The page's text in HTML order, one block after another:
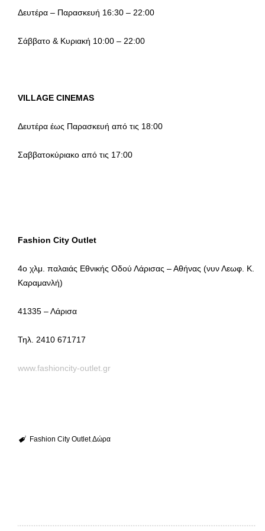
Δευτέρα – Παρασκευή 16:30 – 22:00
Σάββατο & Κυριακή 10:00 – 22:00
VILLAGE CINEMAS
Δευτέρα έως Παρασκευή από τις 18:00
Σαββατοκύριακο από τις 17:00
Fashion City Outlet
4ο χλμ. παλαιάς Εθνικής Οδού Λάρισας – Αθήνας (νυν Λεωφ. Κ.
Καραμανλή)
41335 – Λάρισα
Τηλ. 2410 671717
www.fashioncity-outlet.gr
Fashion City Outlet Δώρα